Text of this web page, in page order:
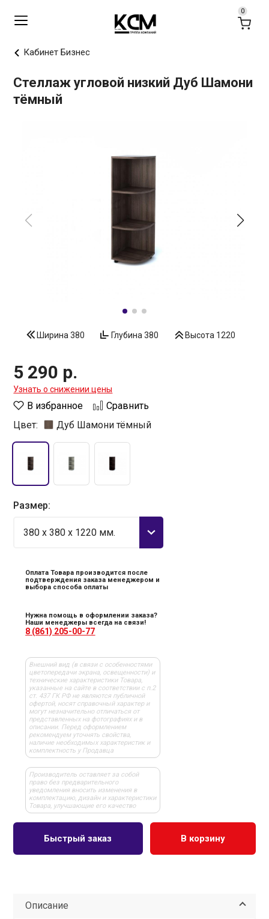
Кабинет Бизнес
Стеллаж угловой низкий Дуб Шамони
тёмный
Ширина 380 Глубина 380 Высота 1220
5 290 р.
Узнать о снижении цены
В избранное
Сравнить
Цвет:
Дуб Шамони тёмный
Размер:
380 x 380 x 1220 мм.
Оплата Товара производится после
подтверждения заказа менеджером и
выбора способа оплаты
Нужна помощь в оформлении заказа?
Наши менеджеры всегда на связи!
8 (861) 205-00-77
Внешний вид (в связи с особенностями
цветопередачи экрана, освещенности) и
технические характеристики Товара,
указанные на сайте в соответствии с п.2
ст. 437 ГК РФ не являются публичной
офертой, носят справочный характер и
могут незначительно отличаться от
представленных на фотографиях и в
описании. Перед оформлением
рекомендуем уточнять свойства,
наличие необходимых характеристик и
комплектность у Продавца
Производитель оставляет за собой
право без предварительного
уведомления вносить изменения в
комплектацию, дизайн и характеристики
Товара, улучшающие его качество
В корзину
Быстрый заказ
Описание